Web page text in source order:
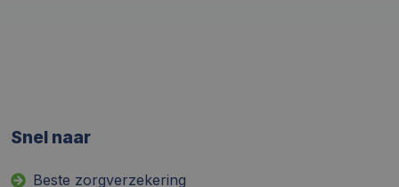
Snel naar
Beste zorgverzekering